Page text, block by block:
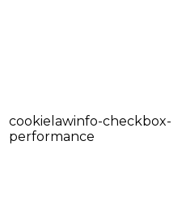
cookielawinfo-checkbox-
performance